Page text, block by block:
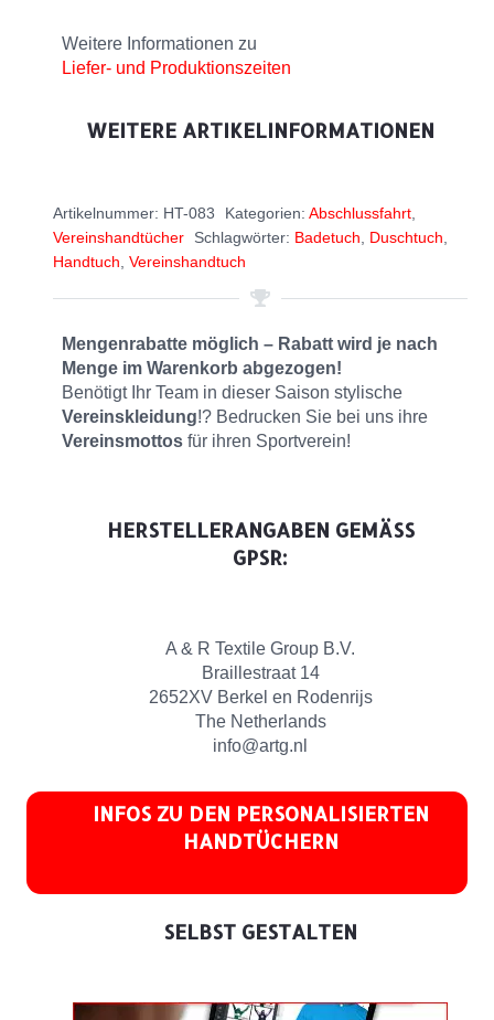
Weitere Informationen zu
Liefer- und Produktionszeiten
WEITERE ARTIKELINFORMATIONEN
Artikelnummer: HT-083 Kategorien: Abschlussfahrt,
Vereinshandtücher
Schlagwörter: Badetuch Duschtuch
Handtuch Vereinshandtuch
Mengenrabatte möglich – Rabatt wird je nach
Menge im Warenkorb abgezogen!
Benötigt Ihr Team in dieser Saison stylische
Vereinskleidung!? Bedrucken Sie bei uns ihre
Vereinsmottos für ihren Sportverein!
HERSTELLERANGABEN GEMÄSS G
PSR:
A & R Textile Group B.V.
Braillestraat 14
2652XV Berkel en Rodenrijs
The Netherlands
info@artg.nl
INFOS ZU DEN PERSONALISIERTEN
HANDTÜCHERN
SELBST GESTALTEN